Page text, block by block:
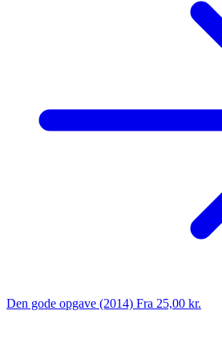
Den gode opgave (2014) Fra 25,00 kr.